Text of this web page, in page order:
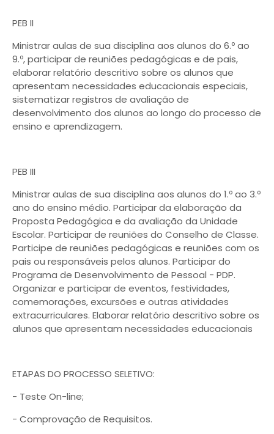
PEB II
Ministrar aulas de sua disciplina aos alunos do 6.º ao
9.º, participar de reuniões pedagógicas e de pais,
elaborar relatório descritivo sobre os alunos que
apresentam necessidades educacionais especiais,
sistematizar registros de avaliação de
desenvolvimento dos alunos ao longo do processo de
ensino e aprendizagem.
PEB III
Ministrar aulas de sua disciplina aos alunos do 1.º ao 3.º
ano do ensino médio. Participar da elaboração da
Proposta Pedagógica e da avaliação da Unidade
Escolar. Participar de reuniões do Conselho de Classe.
Participe de reuniões pedagógicas e reuniões com os
pais ou responsáveis ​​pelos alunos. Participar do
Programa de Desenvolvimento de Pessoal - PDP.
Organizar e participar de eventos, festividades,
comemorações, excursões e outras atividades
extracurriculares. Elaborar relatório descritivo sobre os
alunos que apresentam necessidades educacionais
ETAPAS DO PROCESSO SELETIVO:
- Teste On-line;
- Comprovação de Requisitos.